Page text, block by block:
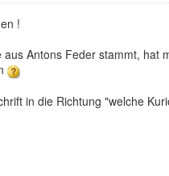
!
aus Antons Feder stammt, hat
in die Richtung "welche